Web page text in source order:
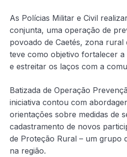
As Polícias Militar e Civil
conjunta, uma operação de
povoado de Caetés, zona rural
teve como objetivo fortalecer
e estreitar os laços com a
Batizada de Operação
iniciativa contou com
orientações sobre medidas de
cadastramento de novos
de Proteção Rural – um grupo
na região.